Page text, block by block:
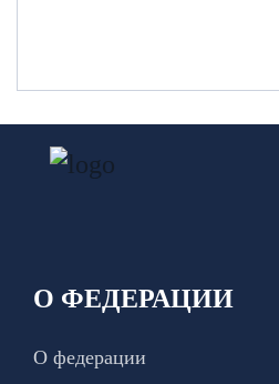
О ФЕДЕРАЦИИ
О федерации